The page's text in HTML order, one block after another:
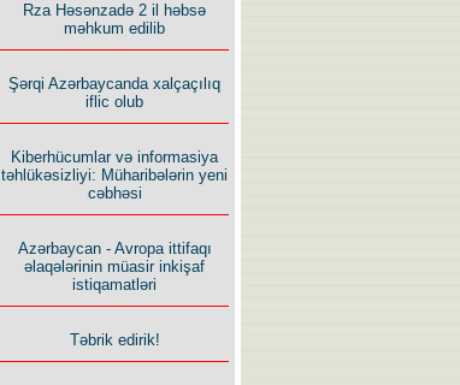
Rza Həsənzadə 2 il həbsə
məhkum edilib
Şərqi Azərbaycanda xalçaçılıq
iflic olub
Kiberhücumlar və informasiya
təhlükəsizliyi: Müharibələrin yeni
cəbhəsi
Azərbaycan - Avropa ittifaqı
əlaqələrinin müasir inkişaf
istiqamatləri
Təbrik edirik!